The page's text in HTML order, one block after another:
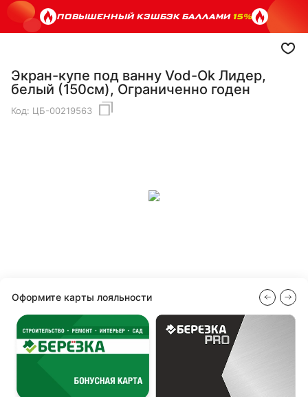
ПОВЫШЕННЫЙ КЭШБЭК БАЛЛАМИ15%
Экран-купе под ванну Vod-Ok Лидер,
белый (150см), Ограниченно годен
Код: ЦБ-00219563
Оформите карты лояльности